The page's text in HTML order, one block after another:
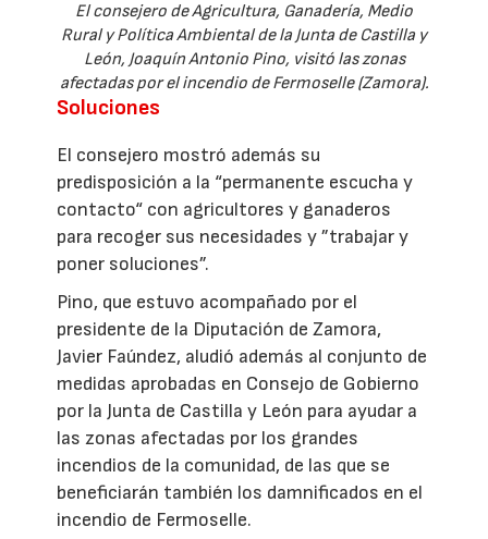
El consejero de Agricultura, Ganadería, Medio
Rural y Política Ambiental de la Junta de Castilla y
León, Joaquín Antonio Pino, visitó las zonas
afectadas por el incendio de Fermoselle (Zamora).
Soluciones
El consejero mostró además su
predisposición a la “permanente escucha y
contacto“ con agricultores y ganaderos
para recoger sus necesidades y ”trabajar y
poner soluciones”.
Pino, que estuvo acompañado por el
presidente de la Diputación de Zamora,
Javier Faúndez, aludió además al conjunto de
medidas aprobadas en Consejo de Gobierno
por la Junta de Castilla y León para ayudar a
las zonas afectadas por los grandes
incendios de la comunidad, de las que se
beneficiarán también los damnificados en el
incendio de Fermoselle.